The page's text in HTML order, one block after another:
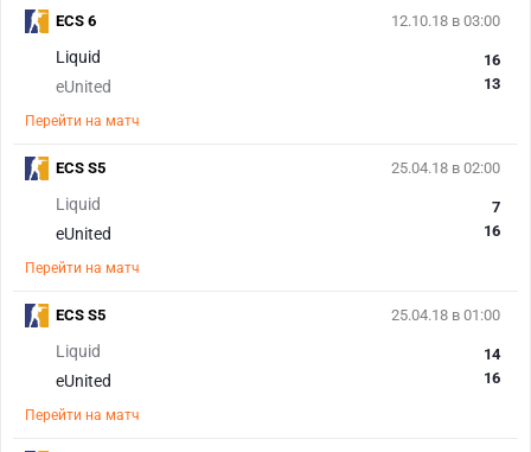
12.10.18 в 03:00
Liquid
eUnited
16
13
Перейти на матч
ECS 6
25.04.18 в 02:00
Liquid
eUnited
7
16
Перейти на матч
ECS S5
25.04.18 в 01:00
Liquid
eUnited
14
16
Перейти на матч
ECS S5